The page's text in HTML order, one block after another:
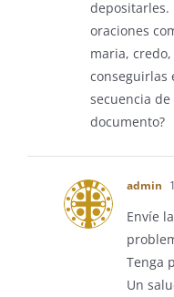
depositarles.
oraciones
maria,
conseguirlas
secuencia
documento?
admin
Envíe
Tenga
Un